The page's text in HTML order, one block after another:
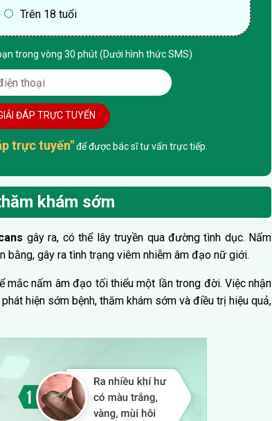
Trên 18 tuổi
trong vòng 30 phút (Dưới hình thức SMS)
ĐÁP TRỰC TUYẾN
trực tuyến"để được bác sĩ tư vấn trực tiếp.
khám sớm
gây ra, có thể lây truyền qua đường tình dục. Nấm
gây ra tình trạng viêm nhiễm âm đạo nữ giới.
mắc nấm âm đạo tối thiểu một lần trong đời. Việc nhận
hiện sớm bệnh, thăm khám sớm và điều trị hiệu quả,